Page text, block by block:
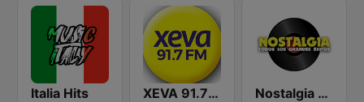
Italia Hits XEVA 91.7 FM Nostalgia FM